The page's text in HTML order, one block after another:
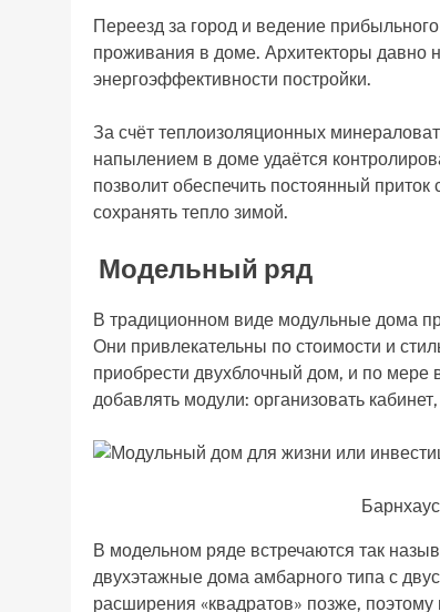
Переезд за город и ведение
проживания в доме. Архитекторы
энергоэффективности постройки.
За счёт теплоизоляционных
напылением в доме удаётся
позволит обеспечить постоянный
сохранять тепло зимой.
Модельный ряд
В традиционном виде модульные дома
Они привлекательны по стоимости и
приобрести двухблочный дом, и по
добавлять модули: организовать
В модельном ряде встречаются так
двухэтажные дома амбарного типа с
расширения «квадратов» позже,